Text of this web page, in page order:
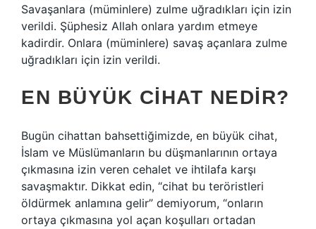
Savaşanlara (müminlere) zulme uğradıkları için izin
verildi. Şüphesiz Allah onlara yardım etmeye
kadirdir. Onlara (müminlere) savaş açanlara zulme
uğradıkları için izin verildi.
EN BÜYÜK CIHAT NEDIR?
Bugün cihattan bahsettiğimizde, en büyük cihat,
İslam ve Müslümanların bu düşmanlarının ortaya
çıkmasına izin veren cehalet ve ihtilafa karşı
savaşmaktır. Dikkat edin, “cihat bu teröristleri
öldürmek anlamına gelir” demiyorum, “onların
ortaya çıkmasına yol açan koşulları ortadan